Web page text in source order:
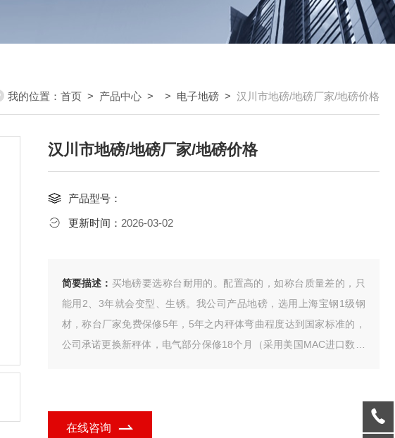
我的位置： 首页 > 产品中心 > > 电子地磅 > 汉川市地磅/地磅厂家/地磅价格
汉川市地磅/地磅厂家/地磅价格
产品型号：
更新时间： 2026-03-02
简要描述： 买地磅要选称台耐用的。配置高的，如称台质量差的，只
能用2、3年就会变型、生锈。我公司产品地磅，选用上海宝钢1级钢
材，称台厂家免费保修5年，5年之内秤体弯曲程度达到国家标准的，
公司承诺更换新秤体，电气部分保修18个月（采用美国MAC进口数字
在线咨询